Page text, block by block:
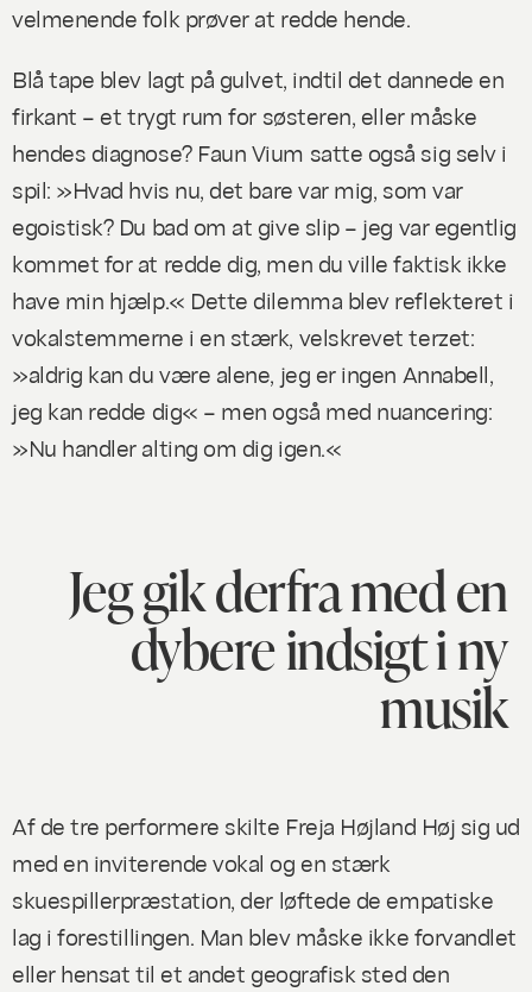
velmenende folk prøver at redde hende.
Blå tape blev lagt på gulvet, indtil det dannede en
firkant – et trygt rum for søsteren, eller måske
hendes diagnose? Faun Vium satte også sig selv i
spil: »Hvad hvis nu, det bare var mig, som var
egoistisk? Du bad om at give slip – jeg var egentlig
kommet for at redde dig, men du ville faktisk ikke
have min hjælp.« Dette dilemma blev reflekteret i
vokalstemmerne i en stærk, velskrevet terzet:
»aldrig kan du være alene, jeg er ingen Annabell,
jeg kan redde dig« – men også med nuancering:
»Nu handler alting om dig igen.«
Jeg gik derfra med en
dybere indsigt i ny
musik
Af de tre performere skilte Freja Højland Høj sig ud
med en inviterende vokal og en stærk
skuespillerpræstation, der løftede de empatiske
lag i forestillingen. Man blev måske ikke forvandlet
eller hensat til et andet geografisk sted den